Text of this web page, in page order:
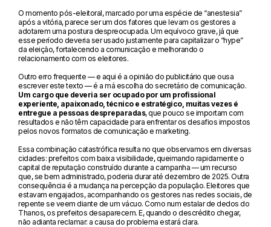
O momento pós-eleitoral, marcado por uma espécie de “anestesia”
após a vitória, parece ser um dos fatores que levam os gestores a
adotarem uma postura despreocupada. Um equívoco grave, já que
esse período deveria ser usado justamente para capitalizar o “hype”
da eleição, fortalecendo a comunicação e melhorando o
relacionamento com os eleitores.
Outro erro frequente — e aqui é a opinião do publicitário que ousa
escrever este texto — é a má escolha do secretário de comunicação.
Um cargo que deveria ser ocupado por um profissional
experiente, apaixonado, técnico e estratégico, muitas vezes é
entregue a pessoas despreparadas, que pouco se importam com
resultados e não têm capacidade para enfrentar os desafios impostos
pelos novos formatos de comunicação e marketing.
Essa combinação catastrófica resulta no que observamos em diversas
cidades: prefeitos com baixa visibilidade, queimando rapidamente o
capital de reputação construído durante a campanha — um recurso
que, se bem administrado, poderia durar até dezembro de 2025. Outra
consequência é a mudança na percepção da população. Eleitores que
estavam engajados, acompanhando os gestores nas redes sociais, de
repente se veem diante de um vácuo. Como num estalar de dedos do
Thanos, os prefeitos desaparecem. E, quando o descrédito chegar,
não adianta reclamar: a causa do problema estará clara.